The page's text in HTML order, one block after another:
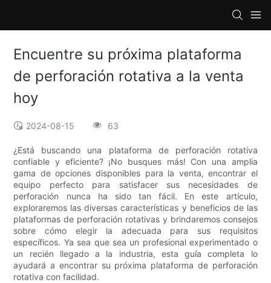
Encuentre su próxima plataforma
de perforación rotativa a la venta
hoy
2024-08-15 63
¿Está buscando una plataforma de perforación rotativa
confiable y eficiente? ¡No busques más! Con una amplia
gama de opciones disponibles para la venta, encontrar el
equipo perfecto para satisfacer sus necesidades de
perforación nunca ha sido tan fácil. En este artículo,
exploraremos las diversas características y beneficios de las
plataformas de perforación rotativas y brindaremos consejos
sobre cómo elegir la adecuada para sus requisitos
específicos. Ya sea que sea un profesional experimentado o
un recién llegado a la industria, esta guía completa lo
ayudará a encontrar su próxima plataforma de perforación
rotativa con facilidad.